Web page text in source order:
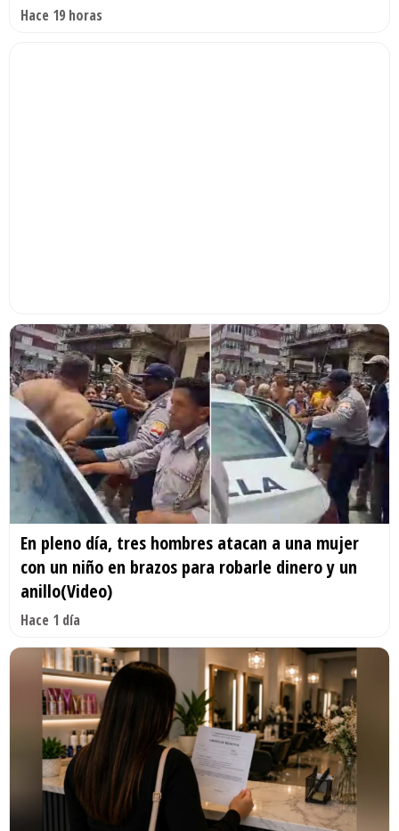
Hace 19 horas
En pleno día, tres hombres atacan a una mujer
con un niño en brazos para robarle dinero y un
anillo(Video)
Hace 1 día